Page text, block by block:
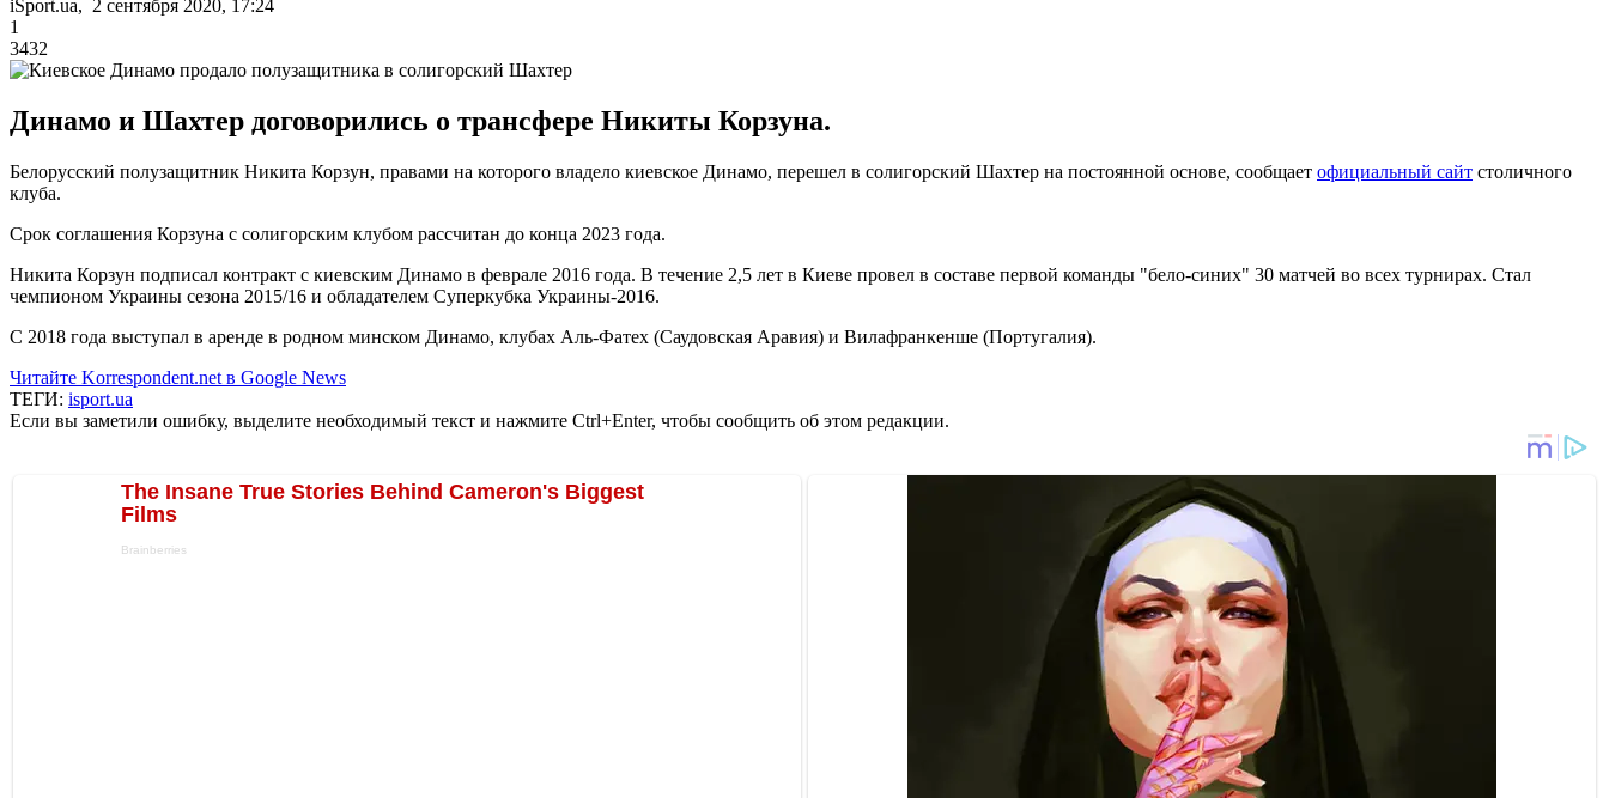
iSport.ua, 2 сентября 2020, 17:24
1
3432
Динамо и Шахтер договорились о трансфере Никиты Корзуна.
Белорусский полузащитник Никита Корзун, правами на которого владело киевское Динамо, перешел в солигорский Шахтер на постоянной основе, сообщает официальный сайт столичного
клуба.
Срок соглашения Корзуна с солигорским клубом рассчитан до конца 2023 года.
Никита Корзун подписал контракт с киевским Динамо в феврале 2016 года. В течение 2,5 лет в Киеве провел в составе первой команды "бело-синих" 30 матчей во всех турнирах. Стал
чемпионом Украины сезона 2015/16 и обладателем Суперкубка Украины-2016.
С 2018 года выступал в аренде в родном минском Динамо, клубах Аль-Фатех (Саудовская Аравия) и Вилафранкенше (Португалия).
Читайте Korrespondent.net в Google News
ТЕГИ: isport.ua
Если вы заметили ошибку, выделите необходимый текст и нажмите Ctrl+Enter, чтобы сообщить об этом редакции.